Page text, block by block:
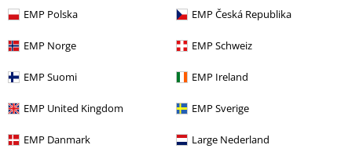
EMP Polska EMP Česká Republika
EMP Norge EMP Schweiz
EMP Suomi EMP Ireland
EMP United Kingdom EMP Sverige
EMP Danmark Large Nederland
Exclusivo
Nuevo
53,99 €
Pantalones de tela
Talla grande
53,99 €
Tejanos